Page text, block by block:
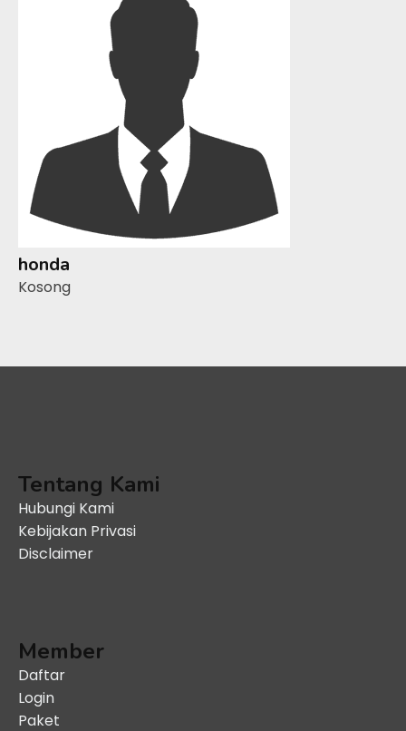
honda
Kosong
Tentang Kami
Hubungi Kami
Kebijakan Privasi
Disclaimer
Member
Daftar
Login
Paket